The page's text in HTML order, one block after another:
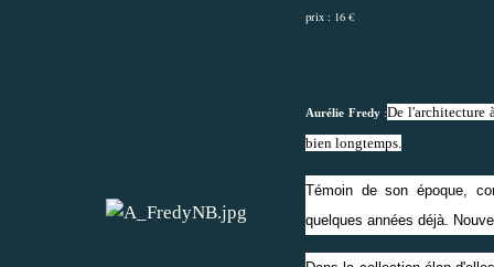
prix : 16 €
Aurélie Fredy:De l'architecture
bien longtemps.
Témoin de son époque,
quelques années déjà.